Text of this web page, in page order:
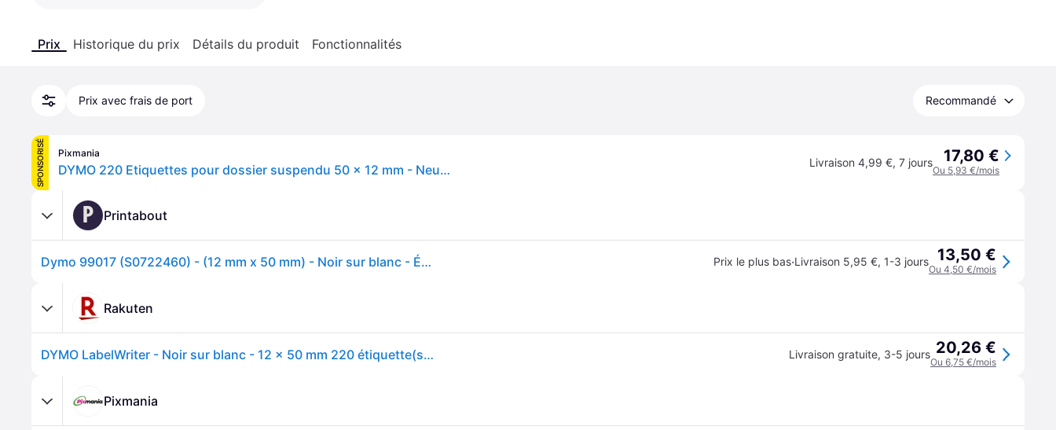
Prix Historique du prix Détails du produit Fonctionnalités
Prix avec frais de port Recommandé
SPONSORISÉ Pixmania
DYMO 220 Etiquettes pour dossier suspendu 50 x 12 mm - Neuf - Noir Livraison 4,99 €, 7 jours 17,80 €
Ou 5,93 €/mois
P Printabout
Dymo 99017 (S0722460) - (12 mm x 50 mm) - Noir sur blanc - Étiquette Prix le plus bas·Livraison 5,95 €, 1-3 jours 13,50 €
Ou 4,50 €/mois
Rakuten
DYMO LabelWriter - Noir sur blanc - 12 x 50 mm 220 étiquette(s) (1 rouleau(x) x 220 étiquettes pour dossiers suspendus - pour DYMO LabelWriter Livraison gratuite, 3-5 jours 20,26 €
Ou 6,75 €/mois
Pixmania